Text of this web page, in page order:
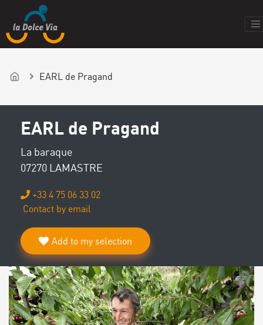
EARL de Pragand
EARL de Pragand
La baraque
07270 LAMASTRE
+33 4 75 06 33 02
Contact by email
Add to my selection